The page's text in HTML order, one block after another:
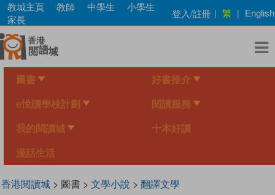
Skip
main
content
教城主頁 教師 中學生
小學生
家長
登入/註冊 | 繁 | English
圖書 好書推介
e悅讀學校計劃 閱讀服務
我的閱讀城 十本好讀
漫話生活
香港閱讀城> 圖書 > 文學小說 > 翻譯文學